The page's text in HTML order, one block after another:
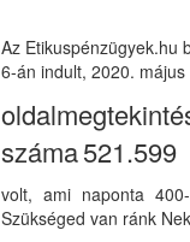
Az Etikuspénzügyek.hu
6-án indult, 2020.
száma521.599
volt, ami naponta
Szükséged van ránk